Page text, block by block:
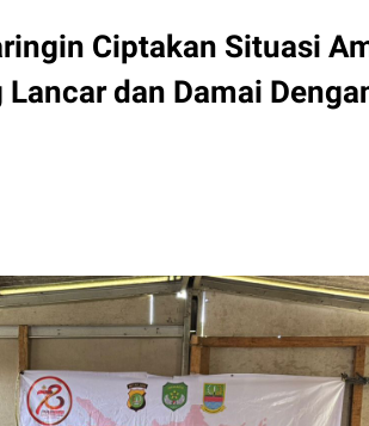
Ciptakan Situasi
dan Damai